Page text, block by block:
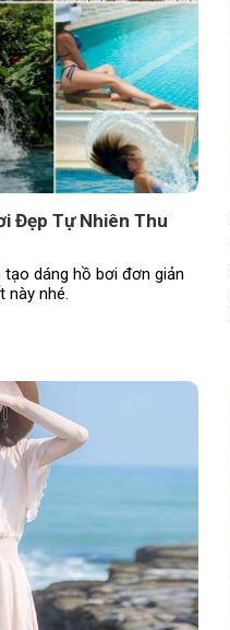
Đẹp Tự Nhiên Thu
dáng hồ bơi đơn giản
này nhé.